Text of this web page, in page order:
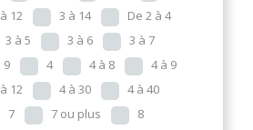
12 3 à 14
De 2 à 4
3 à 5 3 à 6
3 à 7
9 4 4 à 8
4 à 9
12 4 à 30
4 à 40
7 7 ou plus 8